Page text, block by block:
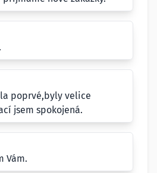
poprvé,byly velice
jsem spokojená.
Vám.